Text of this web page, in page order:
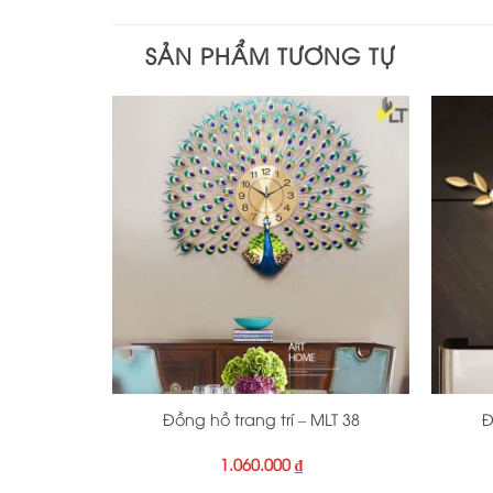
SẢN PHẨM TƯƠNG TỰ
Đồng hồ trang trí – MLT 38
1.060.000₫